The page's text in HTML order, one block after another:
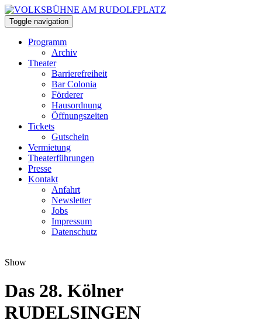
Toggle navigation
Programm
Archiv
Theater
Barrierefreiheit
Bar Colonia
Förderer
Hausordnung
Öffnungszeiten
Tickets
Gutschein
Vermietung
Theaterführungen
Presse
Kontakt
Anfahrt
Newsletter
Jobs
Impressum
Datenschutz
Show
Das 28. Kölner
RUDELSINGEN